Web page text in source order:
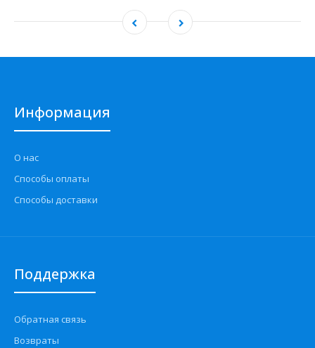
Информация
О нас
Способы оплаты
Способы доставки
Поддержка
Обратная связь
Возвраты